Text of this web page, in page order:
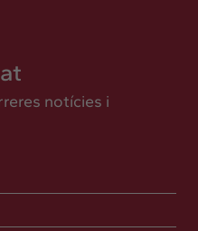
notícies i